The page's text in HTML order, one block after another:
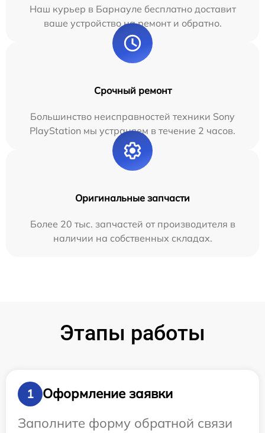
Наш курьер в Барнауле бесплатно доставит
ваше устройство на ремонт и обратно.
Срочный ремонт
Большинство неисправностей техники Sony
PlayStation мы устраняем в течение 2 часов.
Оригинальные запчасти
Более 20 тыс. запчастей от производителя в
наличии на собственных складах.
Этапы работы
1
Оформление заявки
Заполните форму обратной связи